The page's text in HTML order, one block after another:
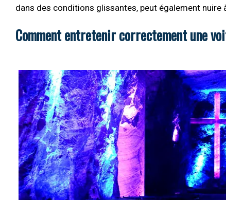
dans des conditions glissantes, peut également nuire
Comment entretenir correctement une